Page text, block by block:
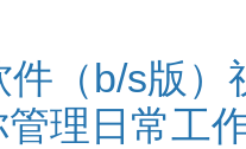
件（b/s版）
理日常工